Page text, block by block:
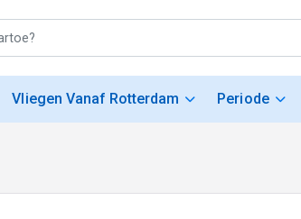
Vliegen Vanaf Rotterdam Periode